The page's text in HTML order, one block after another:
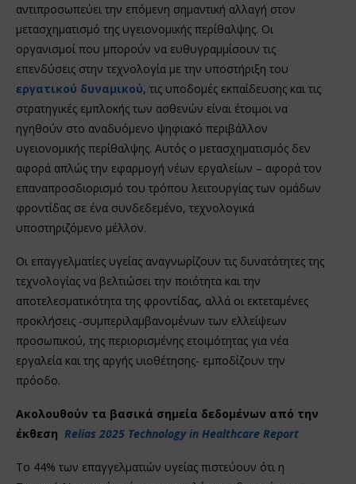
αντιπροσωπεύει την επόμενη σημαντική αλλαγή στον
μετασχηματισμό της υγειονομικής περίθαλψης. Οι
οργανισμοί που μπορούν να ευθυγραμμίσουν τις
επενδύσεις στην τεχνολογία με την υποστήριξη του
εργατικού δυναμικού, τις υποδομές εκπαίδευσης και τις
στρατηγικές εμπλοκής των ασθενών είναι έτοιμοι να
ηγηθούν στο αναδυόμενο ψηφιακό περιβάλλον
υγειονομικής περίθαλψης. Αυτός ο μετασχηματισμός δεν
αφορά απλώς την εφαρμογή νέων εργαλείων – αφορά τον
επαναπροσδιορισμό του τρόπου λειτουργίας των ομάδων
φροντίδας σε ένα συνδεδεμένο, τεχνολογικά
υποστηριζόμενο μέλλον.
Οι επαγγελματίες υγείας αναγνωρίζουν τις δυνατότητες της
τεχνολογίας να βελτιώσει την ποιότητα και την
αποτελεσματικότητα της φροντίδας, αλλά οι εκτεταμένες
προκλήσεις -συμπεριλαμβανομένων των ελλείψεων
προσωπικού, της περιορισμένης ετοιμότητας για νέα
εργαλεία και της αργής υιοθέτησης- εμποδίζουν την
πρόοδο.
Ακολουθούν τα βασικά σημεία δεδομένων από την
έκθεση Relias 2025 Technology in Healthcare Report
Το 44% των επαγγελματιών υγείας πιστεύουν ότι η